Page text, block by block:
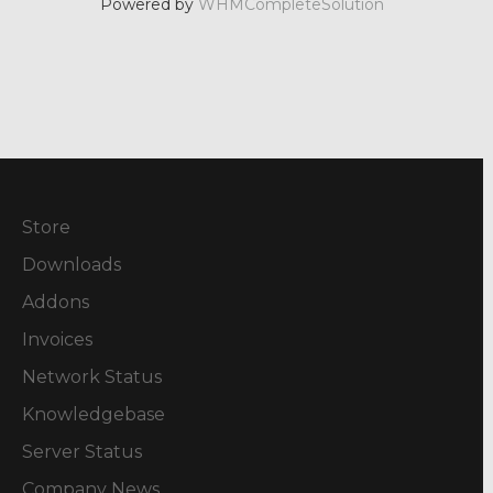
Powered by WHMCompleteSolution
Store
Downloads
Addons
Invoices
Network Status
Knowledgebase
Server Status